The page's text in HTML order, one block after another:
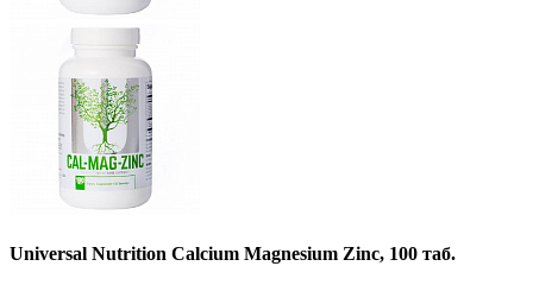
Universal Nutrition Calcium Magnesium Zinc, 100 таб.